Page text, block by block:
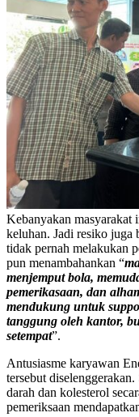
Kebanyakan masyarakat
keluhan. Jadi resiko juga
tidak pernah melakukan
pun menambahankan “
menjemput bola,
pemerikasaan, dan
mendukung untuk
tanggung oleh kantor,
setempat”.
Antusiasme karyawan
tersebut
darah dan kolesterol
pemeriksaan